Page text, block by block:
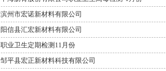
滨州市宏诺新材料有限公司
阳信县汇宏新材料有限公司
职业卫生定期检测11月份
邹平县宏正新材料科技有限公司